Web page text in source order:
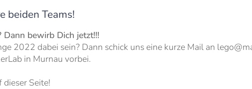
beiden Teams!
bewirb Dich jetzt!!!
2022 dabei sein? Dann schick uns eine kurze Mail an
in Murnau vorbei.
Seite!